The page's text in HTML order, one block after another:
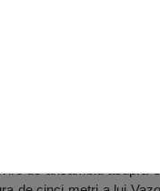
de ansamblu asupra